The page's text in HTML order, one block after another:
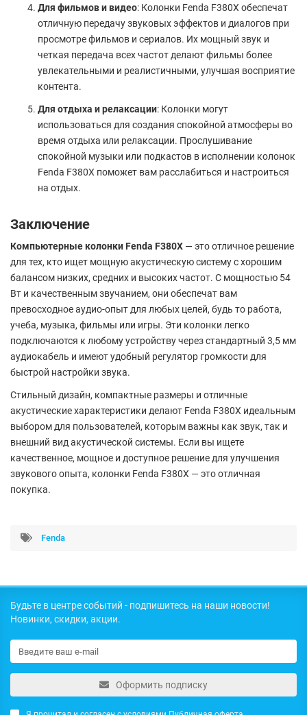
Для фильмов и видео: Колонки Fenda F380X обеспечат
отличную передачу звуковых эффектов и диалогов при
просмотре фильмов и сериалов. Их мощный звук и
четкая передача всех частот делают фильмы более
увлекательными и реалистичными, улучшая восприятие
контента.
Для отдыха и релаксации: Колонки могут
использоваться для создания спокойной атмосферы во
время отдыха или релаксации. Прослушивание
спокойной музыки или подкастов в исполнении колонок
Fenda F380X поможет вам расслабиться и настроиться
на отдых.
Заключение
Компьютерные колонки Fenda F380X — это отличное решение
для тех, кто ищет мощную акустическую систему с хорошим
балансом низких, средних и высоких частот. С мощностью 54
Вт и качественным звучанием, они обеспечат вам
превосходное аудио-опыт для любых целей, будь то работа,
учеба, музыка, фильмы или игры. Эти колонки легко
подключаются к любому устройству через стандартный 3,5 мм
аудиокабель и имеют удобный регулятор громкости для
быстрой настройки звука.
Стильный дизайн, компактные размеры и отличные
акустические характеристики делают Fenda F380X идеальным
выбором для пользователей, которым важны как звук, так и
внешний вид акустической системы. Если вы ищете
качественное, мощное и доступное решение для улучшения
звукового опыта, колонки Fenda F380X — это отличная
покупка.
Fenda
Будьте в центре событий - подпишитесь на наши новости!
Новинки, скидки, акции.
Оформить подписку